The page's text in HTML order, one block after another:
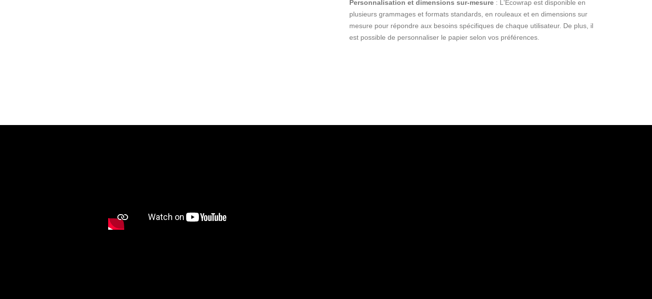
Personnalisation et dimensions sur-mesure : L'Écowrap est disponible en
plusieurs grammages et formats standards, en rouleaux et en dimensions sur
mesure pour répondre aux besoins spécifiques de chaque utilisateur. De plus, il
est possible de personnaliser le papier selon vos préférences.